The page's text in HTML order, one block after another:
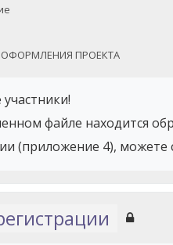
Файл
ОФОРМЛЕНИЯ ПРОЕКТАФайл
файле находится
(приложение 4), можете